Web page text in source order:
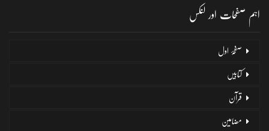
اہم صفحات اور لنکس
صفحۂ اول
کتابیں
قرآن
مضامین